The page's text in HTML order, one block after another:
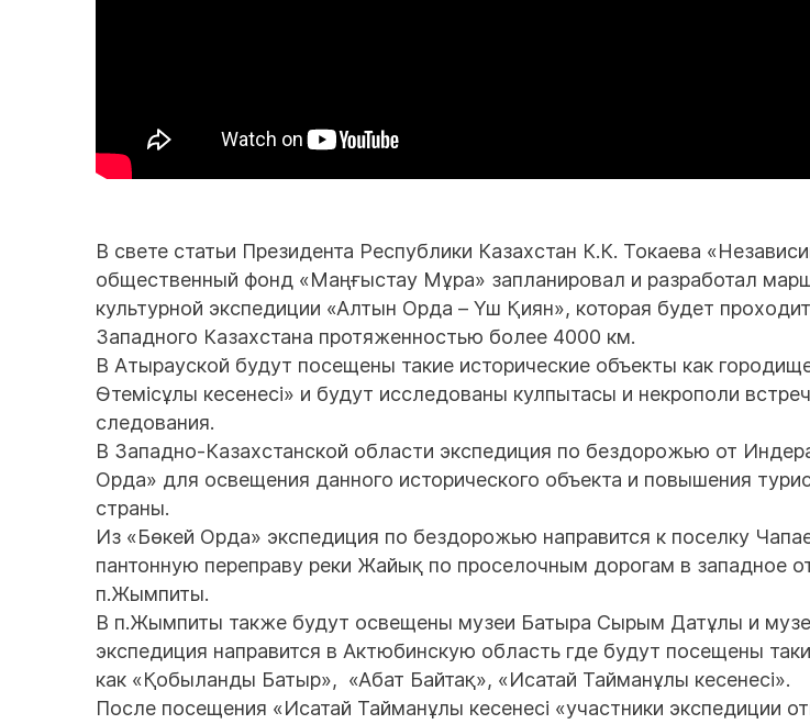
В свете статьи Президента Республики Казахстан К.К. Токаева
общественный фонд «Маңғыстау Мұра» запланировал и разработал
культурной экспедиции «Алтын Орда – Үш Қиян», которая будет
Западного Казахстана протяженностью более 4000 км.
В Атырауской будут посещены такие исторические объекты как
Өтемісұлы кесенесі» и будут исследованы кулпытасы и некрополи
следования.
В Западно-Казахстанской области экспедиция по бездорожью от
Орда» для освещения данного исторического объекта и повышения
страны.
Из «Бөкей Орда» экспедиция по бездорожью направится к поселку
пантонную переправу реки Жайық по проселочным дорогам в западное
п.Жымпиты.
В п.Жымпиты также будут освещены музеи Батыра Сырым Датұлы и
экспедиция направится в Актюбинскую область где будут посещены
как «Қобыланды Батыр», «Абат Байтақ», «Исатай Тайманұлы кесенесі».
После посещения «Исатай Тайманұлы кесенесі «участники экспедиции